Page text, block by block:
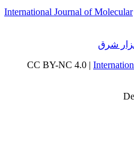
International Journal of
شرق